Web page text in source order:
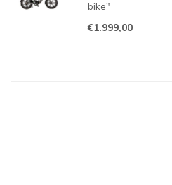
bike"
- Simple à plier en
- Sans support,
€1.999,00